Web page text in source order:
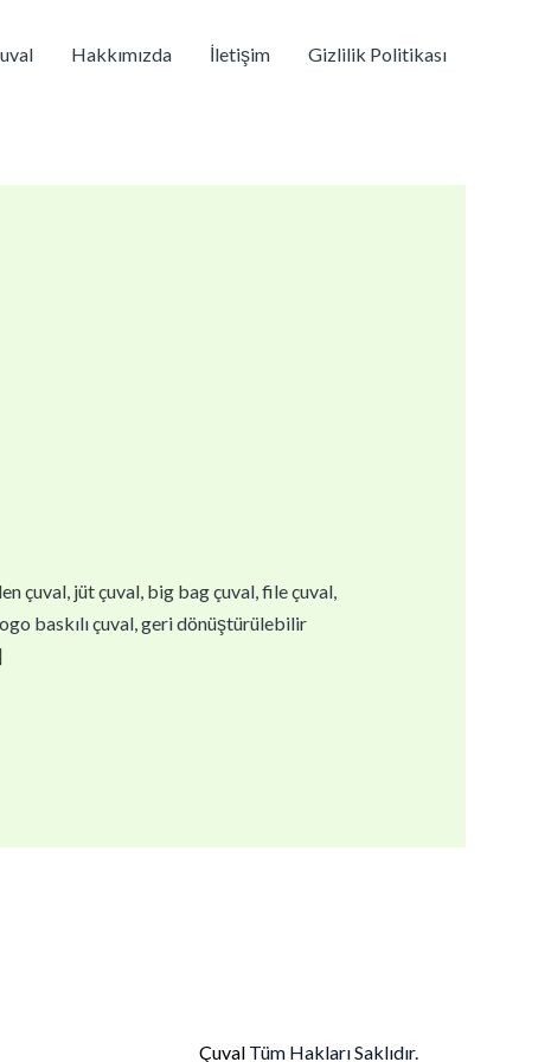
Hakkımızda İletişim Gizlilik Politikası
çuval, jüt çuval, big bag çuval, file çuval,
baskılı çuval, geri dönüştürülebilir
ÇuvalTüm Hakları Saklıdır.